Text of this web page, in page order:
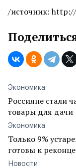
/источник:
Экономика
Россияне стали
товары для дачи
Экономика
Только 9%
готовы к
Новости